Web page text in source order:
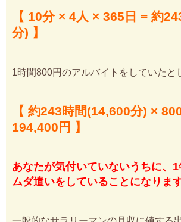
【 10分 × 4人 × 365日 = 約
分) 】
1時間800円のアルバイトをしていたと
【 約243時間(14,600分) ×
194,400円 】
あなたが気付いていないうちに、
ムダ遣いをしていることになります